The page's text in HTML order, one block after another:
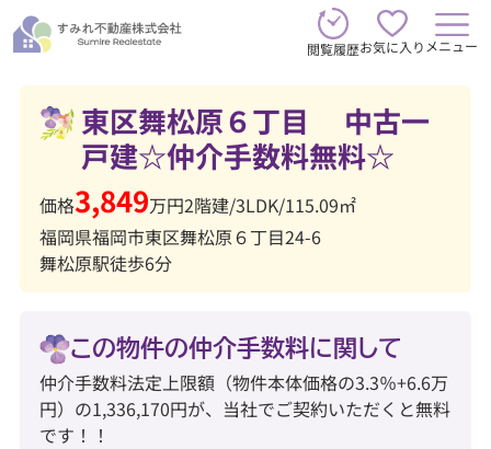
閲覧履歴お気に入り メニュー
東区舞松原６丁目 中古一
戸建☆仲介手数料無料☆
価格3,849万円2階建/3LDK/115.09㎡
福岡県福岡市東区舞松原６丁目24-6
舞松原駅徒歩6分
この物件の仲介手数料に関して
仲介手数料法定上限額（物件本体価格の3.3％+6.6万
円）の1,336,170円が、当社でご契約いただくと無料
です！！